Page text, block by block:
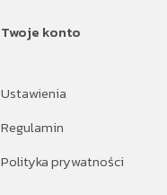
Twoje konto
Ustawienia
Regulamin
Polityka prywatności